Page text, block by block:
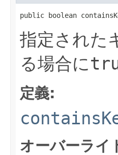
public boolean
指定された
る場合に
定義:
オーバーライ